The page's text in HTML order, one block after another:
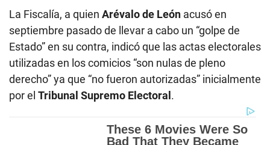
La Fiscalía, a quien Arévalo de León acusó en
septiembre pasado de llevar a cabo un “golpe de
Estado” en su contra, indicó que las actas electorales
utilizadas en los comicios “son nulas de pleno
derecho” ya que “no fueron autorizadas” inicialmente
por el Tribunal Supremo Electoral.